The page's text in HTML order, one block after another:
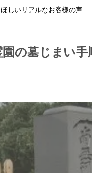
しいリアルなお客様の声
の墓じまい